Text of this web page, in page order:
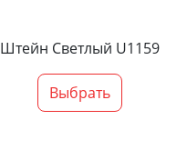
Штейн Светлый U1159
Выбрать